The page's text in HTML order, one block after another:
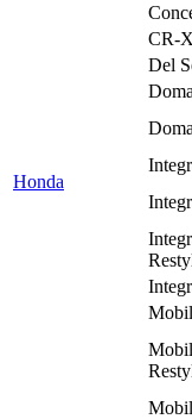
Honda
CR-
Del